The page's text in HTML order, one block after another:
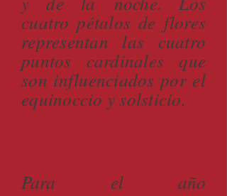
cuatro pétalos de flores
representan las cuatro
puntos cardinales que
son influenciados por el
equinoccio y solsticio.
Para el año